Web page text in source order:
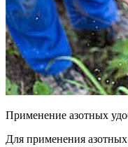
Применение азотных
Для применения